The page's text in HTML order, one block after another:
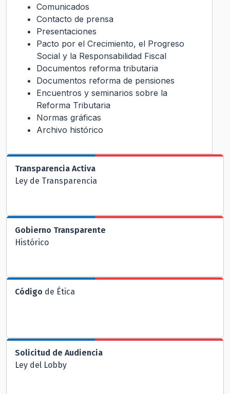
Comunicados
Contacto de prensa
Presentaciones
Pacto por el Crecimiento, el Progreso
Social y la Responsabilidad Fiscal
Documentos reforma tributaria
Documentos reforma de pensiones
Encuentros y seminarios sobre la
Reforma Tributaria
Normas gráficas
Archivo histórico
Transparencia Activa
Ley de Transparencia
Gobierno Transparente
Histórico
Código de Ética
Solicitud de Audiencia
Ley del Lobby